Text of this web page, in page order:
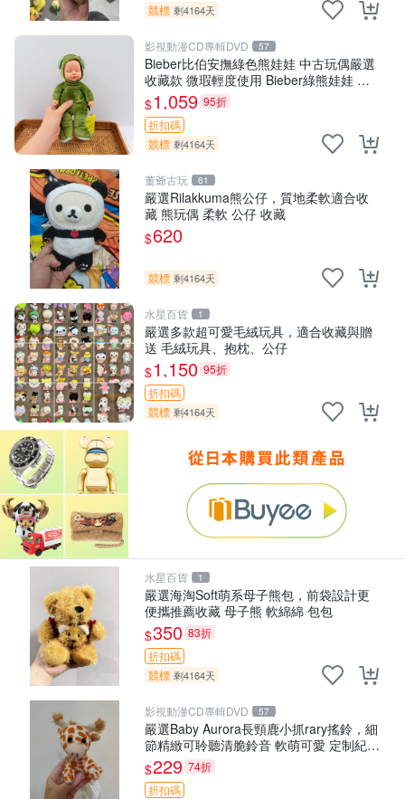
競標 剩4164天
影視動漫CD專輯DVD 57
Bieber比伯安撫綠色熊娃娃 中古玩偶嚴選
收藏款 微瑕輕度使用 Bieber綠熊娃娃 中
古玩偶 微瑕
$1,059 95折
折扣碼
競標 剩4164天
董爺古玩 61
嚴選Rilakkuma熊公仔，質地柔軟適合收
藏 熊玩偶 柔軟 公仔 收藏
$620
競標 剩4164天
水星百貨 1
嚴選多款超可愛毛絨玩具，適合收藏與贈
送 毛絨玩具、抱枕、公仔
$1,150 95折
折扣碼
競標 剩4164天
水星百貨 1
嚴選海淘Soft萌系母子熊包，前袋設計更
便攜推薦收藏 母子熊 軟綿綿 包包
$350 83折
折扣碼
競標 剩4164天
影視動漫CD專輯DVD 57
嚴選Baby Aurora長頸鹿小抓rary搖鈴，細
節精緻可聆聽清脆鈴音 軟萌可愛 定制紀念
金屬搖鈴 新手媽咪推薦 長頸鹿 抓rary 搖
鈴
$229 74折
折扣碼